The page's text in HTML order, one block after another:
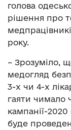
голова
рішення про
року.
– Зрозуміло,
медогляд
3-х чи 4-х
гаяти чимало
кампанії-
буде